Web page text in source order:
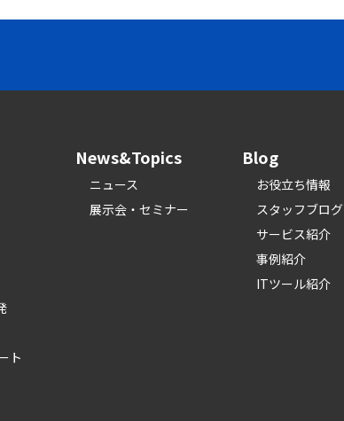
ト
News&Topics
ニュース
展示会・セミナー
Blog
お役立ち情報
スタッフブログ
サービス紹介
事例紹介
ITツール紹介